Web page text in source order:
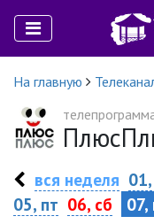
На главную
вся неделя
05, пт 06, сб 07,